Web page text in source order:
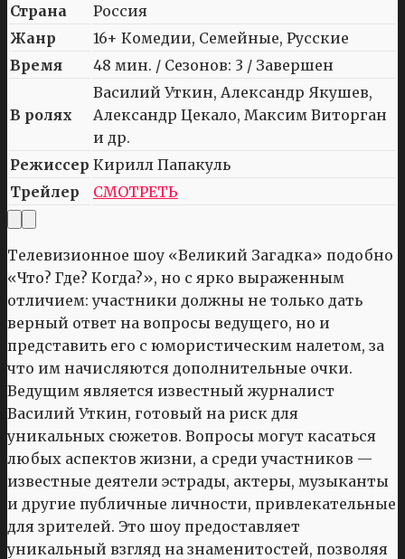
Страна
Россия
Жанр
16+ Комедии, Семейные, Русские
Время
48 мин. / Сезонов: 3 / Завершен
В ролях
Василий Уткин, Александр Якушев,
Александр Цекало, Максим Виторган
и др.
Режиссер Кирилл Папакуль
Трейлер
СМОТРЕТЬ
Телевизионное шоу «Великий Загадка» подобно
«Что? Где? Когда?», но с ярко выраженным
отличием: участники должны не только дать
верный ответ на вопросы ведущего, но и
представить его с юмористическим налетом, за
что им начисляются дополнительные очки.
Ведущим является известный журналист
Василий Уткин, готовый на риск для
уникальных сюжетов. Вопросы могут касаться
любых аспектов жизни, а среди участников —
известные деятели эстрады, актеры, музыканты
и другие публичные личности, привлекательные
для зрителей. Это шоу предоставляет
уникальный взгляд на знаменитостей, позволяя